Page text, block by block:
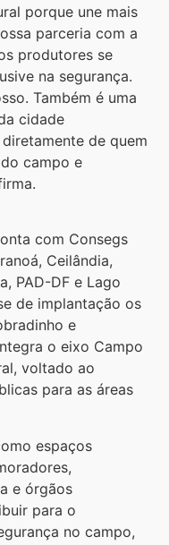
porque une mais
parceria com a
produtores se
na segurança.
Também é uma
cidade
de quem
campo e
com Consegs
Ceilândia,
PAD-DF e Lago
de implantação os
e
o eixo Campo
voltado ao
para as áreas
espaços
e órgãos
para o
no campo,